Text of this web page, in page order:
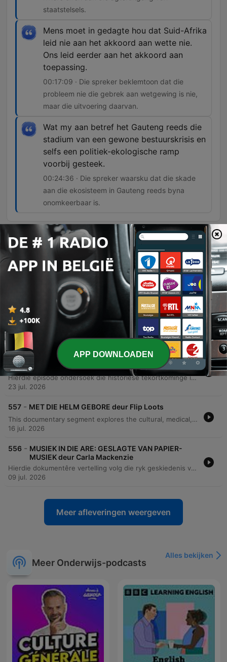
staatstelsels.
Mens moet in gedagte hou dat Suid-Afrika
leid nie aan het akkoord aan wette nie.
Ons leid eerder aan het akkoord aan
toepassing.
00:17:09 · Die spreker beklemtoon dat die
probleem nie die gebrek aan wetgewing is nie,
maar die uitvoering daarvan.
Wat my aan betref het Gauteng reeds die
stadium van een gewone bestuurskrisis en
selfs een politiek-ekologische ramp
voorbij gesteek.
00:24:36 · Die spreker waarsku dat die skade
aan die ekosisteem in Gauteng reeds byna
onomkeerbaar is.
Afleveringen
560 - DIE GEVAAR IN ONS GROEN ARE deur Esté de
Hierdie episode ondersoek die ernstige water- en afvalwaterkrisis in Suid-Afrika, met spesifieke fokus op Gauteng se besoedelde riviere en die mislukking van munisipaliteite om infrastruktuur te onderhou. Die gesprek belig hoe rioolbesoedeling en mynwaterbesoedeling lei tot radioaktiewe brandpunte en onomkeerbare skade aan ekosisteme. Verder word die politiek-ekologiese ramp bespreek, waar swak bestuur en die gebrek aan wetlike toepassing amptenare se verantwoordbaarheid bemoeilik. Die episode beklemtoon die noodsaaklikheid van dringende infrastruktuurherstel en nasionale aksie om die verval van waterbronne te stop.
559 - DIE LANGPAD deur Ettienne Ludick
Hierdie episode verken die lewe van Suid-Afrikaanse langafstandvragmotorbestuurders en vergelyk die Hollywood-romantiek van die pad met die harde realiteit. Dit dek temas soos die emosionele tol van afwesigheid by die gesin, die gevare van misdaad en onveiligheid by trokstopplekke, asook die ekonomiese druk van transportmaatskappye. Verder word die uitdagings van onregverdige betaalstelsels en die ernstige impak van isolasie op geestesgesondheid bespreek. Dr. Michelle Diamond verduidelik hoe chroniese moegheid en stres die bestuurders beïnvloed, terwyl die sterk broederskap en onderlinge ondersteuning tussen bestuurders op die pad beklemtoon word.
30 jul. 2026
558 - NIE VIR HAAR GEBOU: DIE GESLAGSGAPING IN
DIE ONGELUK deur Martelize Brink
Hierdie episode ondersoek die historiese tekortkominge in motorveiligheidstoetse, wat tradisioneel op manlike anatomie gebaseer was, en die belangrikheid van die ontwikkeling van nuwe vroulike botstoetspoppe om die hoër risiko van ernstige beserings by vroue te verminder. Die gesprek fokus ook op die uitdagings van voertuigveiligheid in Afrika, waar die gebrek aan minimum regulasies lei tot die invoer van goedkoop voertuie met minder veiligheidstelsels. Die episode beklemtoon die noodsaaklikheid van inklusiewe ontwerp en die rol van NCAP-programme in die dryf van innovasie.
23 jul. 2026
557 - MET DIE HELM GEBORE deur Flip Loots
This documentary segment explores the cultural, medical, and religious perspectives on being born 'with the helm' (en caul). It examines personal anecdotes of perceived intuition alongside medical explanations that define the phenomenon as a rare but normal biological variation. The discussion further addresses the distinction between cultural traditions and biblical truths. The speaker argues that while subjective experiences may exist, believers should use the Bible as the ultimate standard to test any spiritual claims or supernatural assertions.
16 jul. 2026
556 - MUSIEK IN DIE ARE: GESLAGTE VAN PAPIER-
MUSIEK deur Carla Mackenzie
Hierdie dokumentêre vertelling volg die ryk geskiedenis van die Papierfamilieband, 'n musiekgroep wat reeds sedert 1932 bestaan. Die storie fokus op die nalatenskap van die familie, van die stigting deur Martinez Papier tot die moderne prestasie van sy agterkleinkind, Greigin, wat die groep na die wêreldverhoog van die Chelsea Blommerskou in Londen geneem het. Die episode ondersoek die diep wortels van Langarm-musiek in die Wes-Kaap en hoe hierdie tradisie as 'n universele taal dien wat kulture en generasies verbind. Die vertelling bied 'n intieme kykie na die persoonlike groei van 'n musikant wat van kleuterjare op tromme tot by die bespeel van verskeie instrumente ontwikkel het. Dit beklemtoon die belangrikheid van respek vir tradisie, die rol van musiek in gemeenskapsgeleenthede soos troues en begrafnisse, en die trots van 'n familie wat hul kulturele erfenis met die wêreld deel.
09 jul. 2026
Meer afleveringen weergeven
Meer Onderwijs-podcasts
Alles bekijken
APP DOWNLOADEN